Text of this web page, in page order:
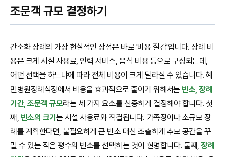
조문객 규모 결정하기
간소화 장례의 가장 현실적인 장점은 바로 '비용 절감'입니다. 장례 비
용은 크게 시설 사용료, 인력 서비스, 음식 비용 등으로 구성되는데,
어떤 선택을 하느냐에 따라 전체 비용이 크게 달라질 수 있습니다. 혜
민병원장례식장에서 비용을 효과적으로 줄이기 위해서는 빈소, 장례
기간, 조문객 규모라는 세 가지 요소를 신중하게 결정해야 합니다. 첫
째, 빈소의 크기 는 시설 사용료와 직결됩니다. 가족장이나 소규모 장
례를 계획한다면, 불필요하게 큰 빈소 대신 조촐하게 추모 공간을 꾸
밀 수 있는 작은 평수의 빈소를 선택하는 것이 현명합니다. 둘째,장례